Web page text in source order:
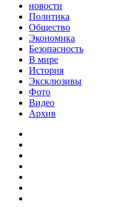
новости
Политика
Общество
Экономика
Безопасность
В мире
История
Эксклюзивы
Фото
Видео
Архив